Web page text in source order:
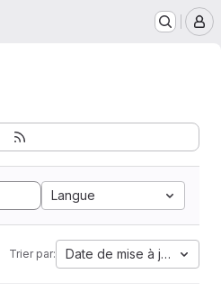
Langue
Trier par: Date de mise à jour